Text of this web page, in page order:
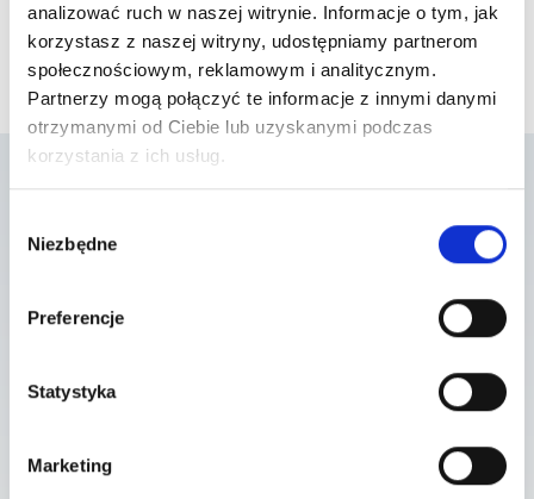
analizować ruch w naszej witrynie. Informacje o tym, jak
korzystasz z naszej witryny, udostępniamy partnerom
społecznościowym, reklamowym i analitycznym.
Partnerzy mogą połączyć te informacje z innymi danymi
otrzymanymi od Ciebie lub uzyskanymi podczas
korzystania z ich usług.
zgody
Niezbędne
Preferencje
Statystyka
Marketing
Lista placówek w
ul. A. Mickiewicza 39 , 05-500 Piaseczno